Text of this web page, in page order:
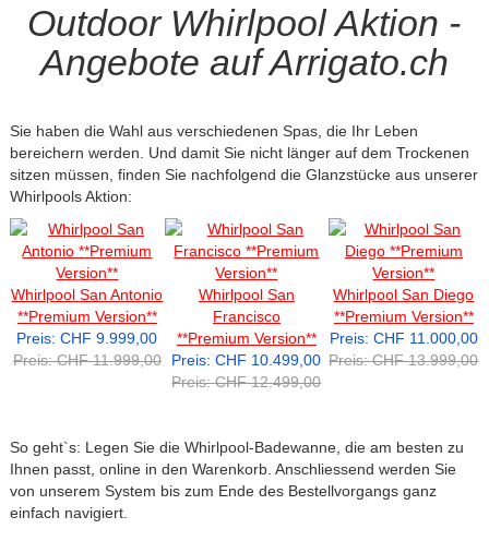
Outdoor Whirlpool Aktion -
Angebote auf Arrigato.ch
Sie haben die Wahl aus verschiedenen Spas, die Ihr Leben
bereichern werden. Und damit Sie nicht länger auf dem Trockenen
sitzen müssen, finden Sie nachfolgend die Glanzstücke aus unserer
Whirlpools Aktion:
Whirlpool San Antonio
**Premium Version**
Preis: CHF 9.999,00
Preis: CHF 11.999,00
Whirlpool San
Francisco
**Premium Version**
Preis: CHF 10.499,00
Preis: CHF 12.499,00
Whirlpool San Diego
**Premium Version**
Preis: CHF 11.000,00
Preis: CHF 13.999,00
So geht`s: Legen Sie die Whirlpool-Badewanne, die am besten zu
Ihnen passt, online in den Warenkorb. Anschliessend werden Sie
von unserem System bis zum Ende des Bestellvorgangs ganz
einfach navigiert.